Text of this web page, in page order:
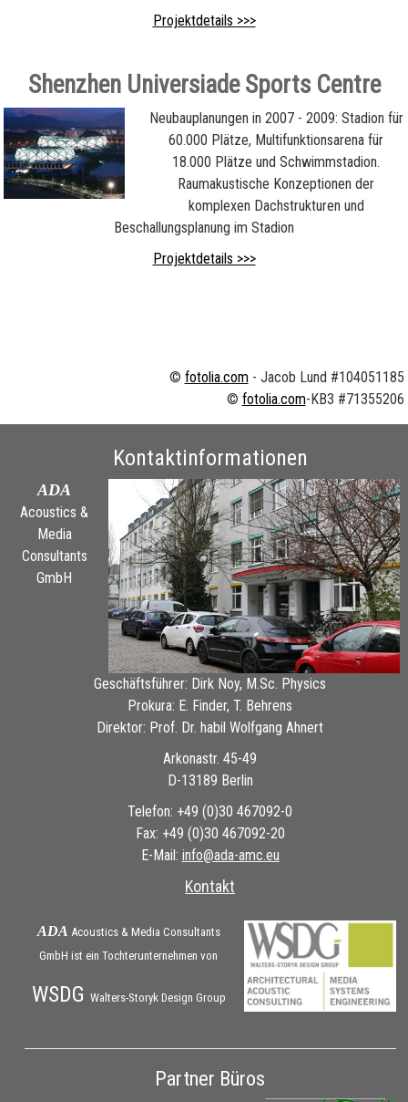
Projektdetails >>>
Shenzhen Universiade Sports Centre
Neubauplanungen in 2007 - 2009: Stadion für
60.000 Plätze, Multifunktionsarena für
18.000 Plätze und Schwimmstadion.
Raumakustische Konzeptionen der
komplexen Dachstrukturen und
Beschallungsplanung im Stadion
Projektdetails >>>
© fotolia.com- Jacob Lund #104051185
© fotolia.com-KB3 #71355206
Kontaktinformationen
ADA
Acoustics &
Media
Consultants
GmbH
Geschäftsführer: Dirk Noy, M.Sc. Physics
Prokura: E. Finder, T. Behrens
Direktor: Prof. Dr. habil Wolfgang Ahnert
Arkonastr. 45-49
D-13189 Berlin
Telefon: +49 (0)30 467092-0
Fax: +49 (0)30 467092-20
E-Mail: ue.cma-ada@ofni
Kontakt
ADA Acoustics & Media Consultants
GmbH ist ein Tochterunternehmen von
WSDG Walters-Storyk Design Group
Partner Büros